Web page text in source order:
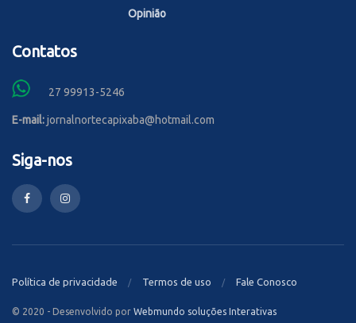
Opinião
Contatos
27 99913-5246
E-mail:jornalnortecapixaba@hotmail.com
Siga-nos
Política de privacidade Termos de uso Fale Conosco
© 2020 - Desenvolvido por Webmundo soluções Interativas